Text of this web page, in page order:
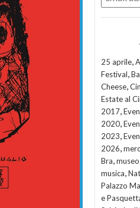
25 aprile,
Festival,
Cheese,
Estate al
2017,
2020,
2023,
2026,
Bra,
musica,
Palazzo
e